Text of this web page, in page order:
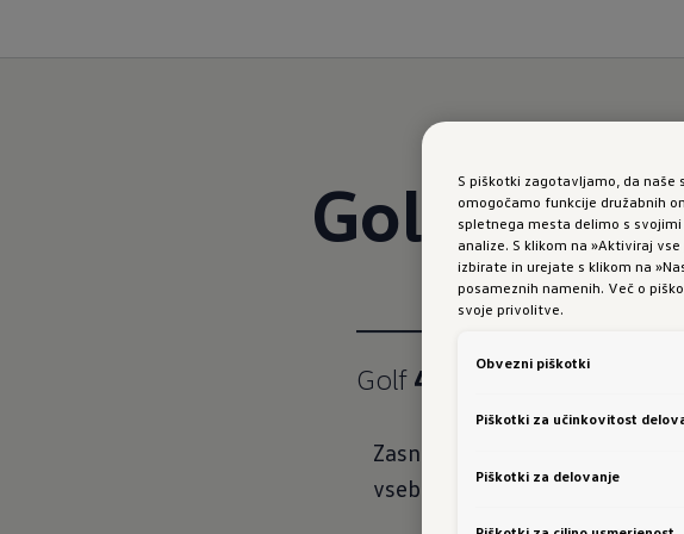
Golf 4ALL
4ALL
Golf 4ALL
Zasnovan na izvedbi Life in
vsebuje še sledečo opremo:
S piškotki zagotavljamo, da
omogočamo funkcije družabnih
spletnega mesta delimo s
analize. S klikom na »Aktiviraj
izbirate in urejate s klikom na
posameznih namenih. Več o
svoje privolitve.
Obvezni piškotki
Piškotki za učinkovitost
Piškotki za delovanje